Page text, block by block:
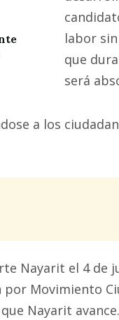
labor
que
será
a los
Nayarit el 4
Movimiento
Nayarit